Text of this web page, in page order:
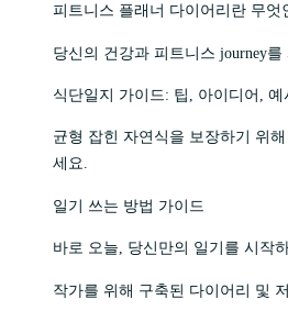
피트니스 플래너 다이어리란 무엇
당신의 건강과 피트니스 journey
식단일지 가이드: 팁, 아이디어, 예
균형 잡힌 자연식을 보장하기 위
세요.
일기 쓰는 방법 가이드
바로 오늘, 당신만의 일기를 시작
작가를 위해 구축된 다이어리 및